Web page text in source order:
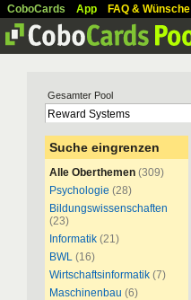
CoboCards App FAQ & Wünsche
Gesamter Pool
Suche eingrenzen
Alle Oberthemen (309)
Psychologie (28)
Bildungswissenschaften
(23)
Informatik (21)
BWL (16)
Wirtschaftsinformatik (7)
Maschinenbau (6)